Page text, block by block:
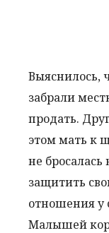
Выяснилось,
забрали
продать.
этом мать к
не
защитить
отношения у
Малышей